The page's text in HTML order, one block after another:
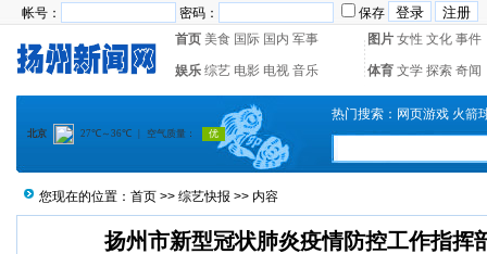
帐号： 密码：
保存
首页 美食 国际 国内 军事 图片 女性 文化 事件
娱乐 综艺 电影 电视 音乐 体育 文学 探索 奇闻
热门搜索： 网页游戏 火箭
您现在的位置： 首页 >> 综艺快报 >> 内容
扬州市新型冠状肺炎疫情防控工作指挥